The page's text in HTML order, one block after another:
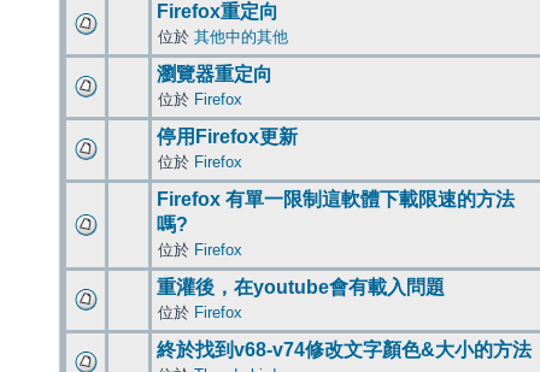
Firefox重定向
位於 其他中的其他
瀏覽器重定向
位於 Firefox
停用Firefox更新
位於 Firefox
Firefox 有單一限制這軟體下載限速的方法
嗎?
位於 Firefox
重灌後，在youtube會有載入問題
位於 Firefox
終於找到v68-v74修改文字顏色&大小的方法